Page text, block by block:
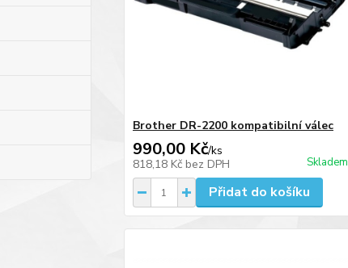
Brother DR-2200 kompatibilní válec
990,00 Kč/ks
818,18 Kč bez DPH Skladem
Přidat do košíku